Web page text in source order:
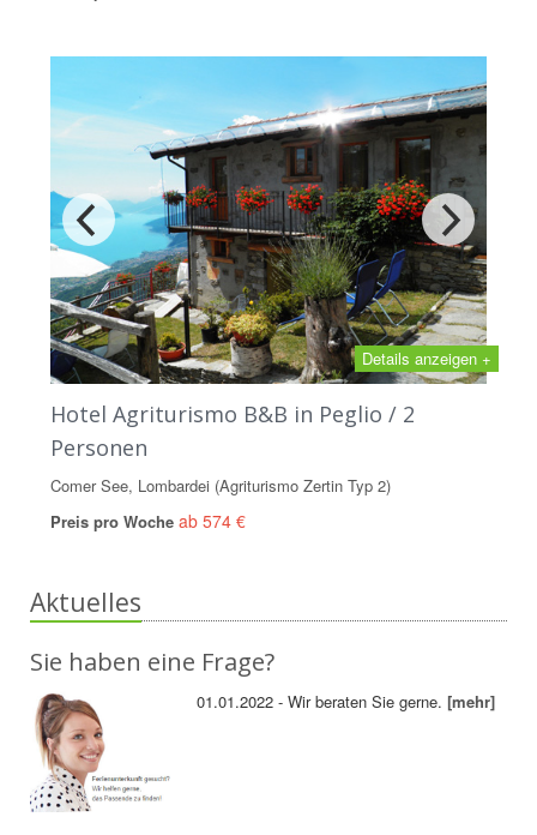
Details anzeigen +
Hotel Agriturismo B&B in Peglio / 2
Personen
Comer See, Lombardei (Agriturismo Zertin Typ 2)
Preis pro Woche ab 574 €
Aktuelles
Sie haben eine Frage?
01.01.2022 - Wir beraten Sie gerne.[mehr]